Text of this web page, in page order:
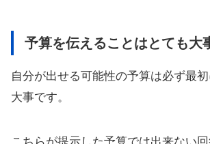
予算を伝えることはとても大
自分が出せる可能性の予算は必ず最
大事です。
こちらが提示した予算では出来ない